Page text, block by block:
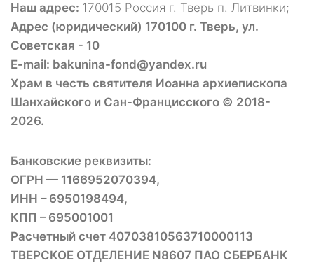
Наш адрес: 170015 Россия г. Тверь п. Литвинки;
Адрес (юридический) 170100 г. Тверь, ул.
Советская - 10
E-mail: bakunina-fond@yandex.ru
Храм в честь святителя Иоанна архиепископа
Шанхайского и Сан-Францисского © 2018-
2026.
Банковские реквизиты:
ОГРН — 1166952070394,
ИНН – 6950198494,
КПП – 695001001
Расчетный счет 40703810563710000113
ТВЕРСКОЕ ОТДЕЛЕНИЕ N8607 ПАО СБЕРБАНК